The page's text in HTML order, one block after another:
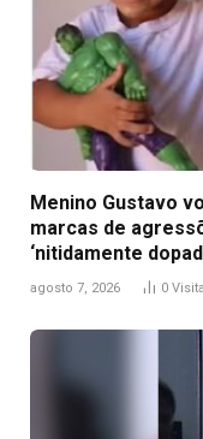
Menino Gustavo
marcas de
‘nitidamente
agosto 7, 2026 0